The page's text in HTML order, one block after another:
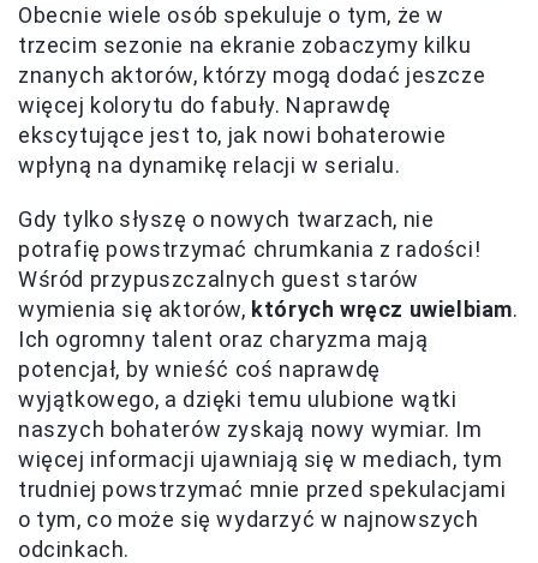
Obecnie wiele osób spekuluje o tym, że w
trzecim sezonie na ekranie zobaczymy kilku
znanych aktorów, którzy mogą dodać jeszcze
więcej kolorytu do fabuły. Naprawdę
ekscytujące jest to, jak nowi bohaterowie
wpłyną na dynamikę relacji w serialu.
Gdy tylko słyszę o nowych twarzach, nie
potrafię powstrzymać chrumkania z radości!
Wśród przypuszczalnych guest starów
wymienia się aktorów, których wręcz uwielbiam.
Ich ogromny talent oraz charyzma mają
potencjał, by wnieść coś naprawdę
wyjątkowego, a dzięki temu ulubione wątki
naszych bohaterów zyskają nowy wymiar. Im
więcej informacji ujawniają się w mediach, tym
trudniej powstrzymać mnie przed spekulacjami
o tym, co może się wydarzyć w najnowszych
odcinkach.